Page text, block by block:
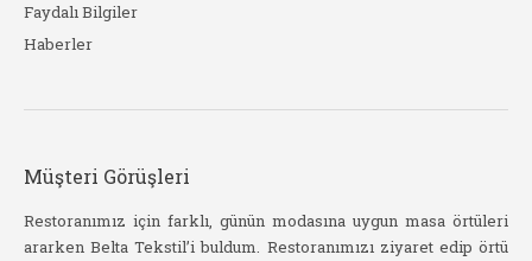
Faydalı Bilgiler
Haberler
Müşteri Görüşleri
Restoranımız için farklı, günün modasına uygun masa örtüleri
ararken Belta Tekstil’i buldum. Restoranımızı ziyaret edip örtü